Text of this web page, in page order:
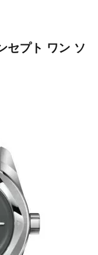
セプト ワン ソ